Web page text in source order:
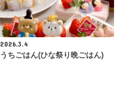
2026.3.4
うちごはん(ひな祭り晩ごはん)